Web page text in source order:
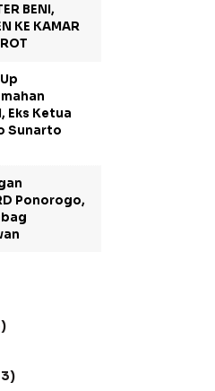
BENI,
KE KAMAR
Eks Ketua
Sunarto
Ponorogo,